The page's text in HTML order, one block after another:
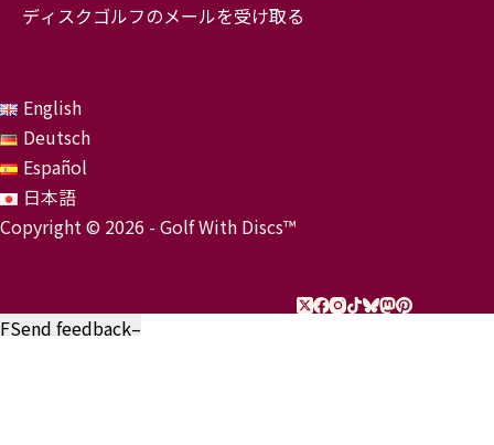
ディスクゴルフのメールを受け取る
English
Deutsch
Español
日本語
Copyright © 2026 - Golf With Discs™
FSend feedback–